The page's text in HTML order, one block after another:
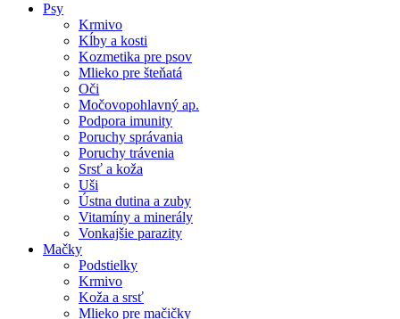
Psy
Krmivo
Kĺby a kosti
Kozmetika pre psov
Mlieko pre šteňatá
Oči
Močovopohlavný ap.
Podpora imunity
Poruchy správania
Poruchy trávenia
Srsť a koža
Uši
Ústna dutina a zuby
Vitamíny a minerály
Vonkajšie parazity
Mačky
Podstielky
Krmivo
Koža a srsť
Mlieko pre mačičky